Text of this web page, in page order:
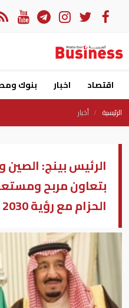
اقتصاد اخبار بنوك
الرئيسية أخبار
الرئيس بينج:
بتعاون مربح
الحزام مع رؤية 2030